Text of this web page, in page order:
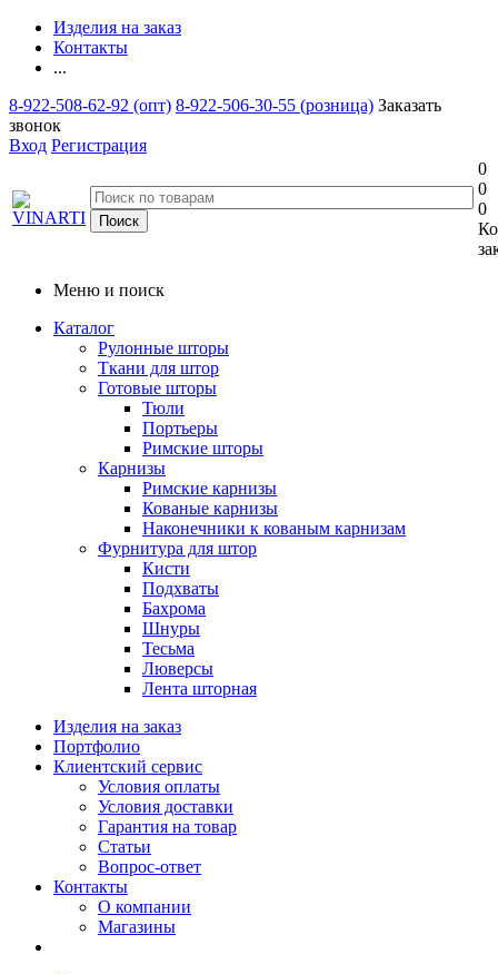
Изделия на заказ
Контакты
...
8-922-508-62-92 (опт) 8-922-506-30-55 (розница) Заказать
звонок
Вход Регистрация
0
0
0
Меню и поиск
Каталог
Рулонные шторы
Ткани для штор
Готовые шторы
Тюли
Портьеры
Римские шторы
Карнизы
Римские карнизы
Кованые карнизы
Наконечники к кованым карнизам
Фурнитура для штор
Кисти
Подхваты
Бахрома
Шнуры
Тесьма
Люверсы
Лента шторная
Изделия на заказ
Портфолио
Клиентский сервис
Условия оплаты
Условия доставки
Гарантия на товар
Статьи
Вопрос-ответ
Контакты
О компании
Магазины